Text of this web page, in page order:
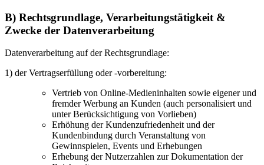
B) Rechtsgrundlage, Verarbeitungstätigkeit &
Zwecke der Datenverarbeitung
Datenverarbeitung auf der Rechtsgrundlage:
1) der Vertragserfüllung oder -vorbereitung:
Vertrieb von Online-Medieninhalten sowie eigener und
fremder Werbung an Kunden (auch personalisiert und
unter Berücksichtigung von Vorlieben)
Erhöhung der Kundenzufriedenheit und der
Kundenbindung durch Veranstaltung von
Gewinnspielen, Events und Erhebungen
Erhebung der Nutzerzahlen zur Dokumentation der